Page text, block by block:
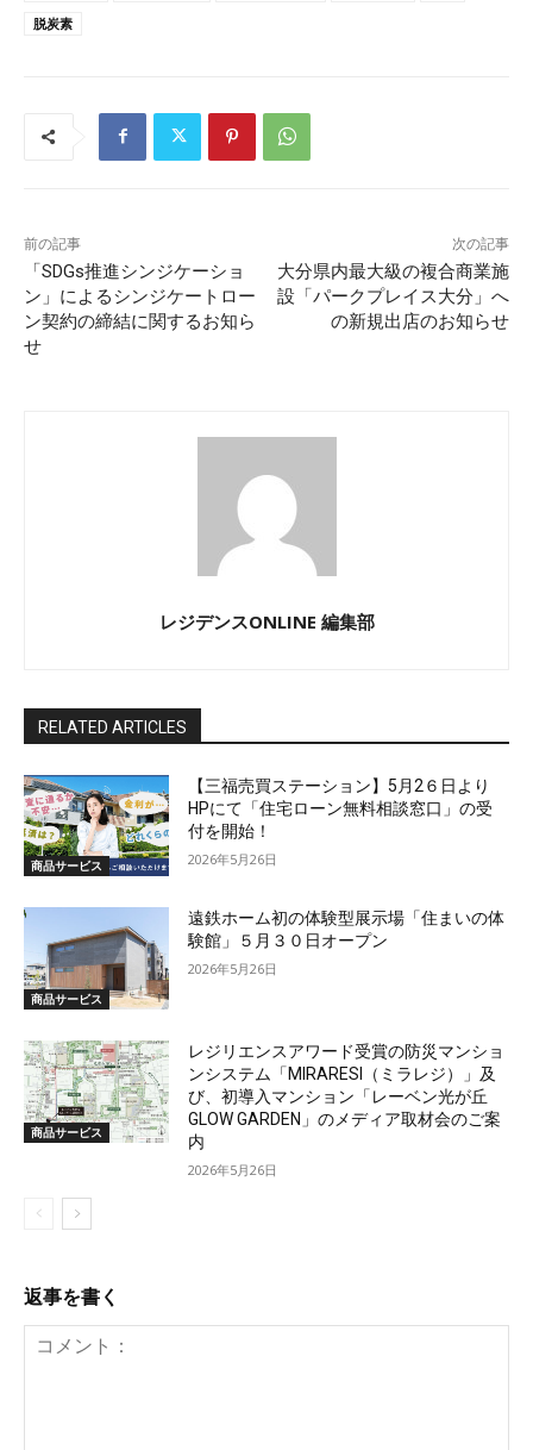
脱炭素
前の記事
「SDGs推進シンジケーショ
ン」によるシンジケートロー
ン契約の締結に関するお知ら
せ
次の記事
大分県内最大級の複合商業施
設「パークプレイス大分」へ
の新規出店のお知らせ
レジデンスONLINE 編集部
RELATED ARTICLES
商品サービス
【三福売買ステーション】5月2６日より
HPにて「住宅ローン無料相談窓口」の受
付を開始！
2026年5月26日
商品サービス
遠鉄ホーム初の体験型展示場「住まいの体
験館」５月３０日オープン
2026年5月26日
商品サービス
レジリエンスアワード受賞の防災マンショ
ンシステム「MIRARESI（ミラレジ）」及
び、初導入マンション「レーベン光が丘
GLOW GARDEN」のメディア取材会のご案
内
2026年5月26日
返事を書く